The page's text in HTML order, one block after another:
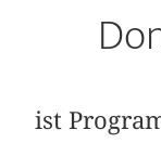
ist